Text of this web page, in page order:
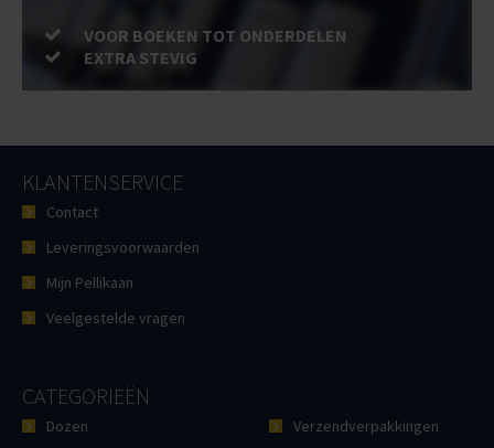
VOOR BOEKEN TOT ONDERDELEN
EXTRA STEVIG
KLANTENSERVICE
Contact
Leveringsvoorwaarden
Mijn Pellikaan
Veelgestelde vragen
CATEGORIEËN
Dozen
Verzendverpakkingen